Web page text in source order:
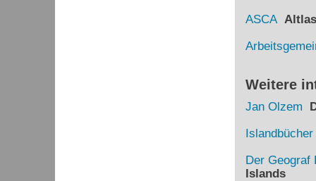
ASCA
Weitere
Jan Olzem
Islandbücher
Der Geograf
Islands